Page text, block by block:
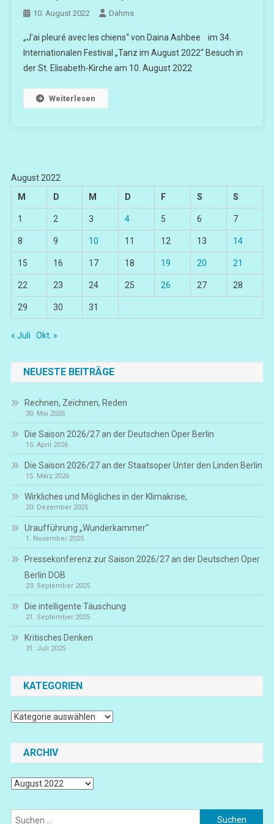
10. August 2022 Dahms
„J’ai pleuré avec les chiens“ von Daina Ashbee im 34.
Internationalen Festival „Tanz im August 2022“ Besuch in
der St. Elisabeth-Kirche am 10. August 2022
Weiterlesen
August 2022
M
D M D F S S
1 2 3 4 5 6 7
8 9 10 11 12 13 14
15 16 17 18 19 20 21
22 23 24 25 26 27 28
29 30 31
« Juli Okt. »
NEUESTE BEITRÄGE
Rechnen, Zeichnen, Reden
30. Mai 2026
Die Saison 2026/27 an der Deutschen Oper Berlin
15. April 2026
Die Saison 2026/27 an der Staatsoper Unter den Linden Berlin
15. März 2026
Wirkliches und Mögliches in der Klimakrise,
20. Dezember 2025
Uraufführung „Wunderkammer“
1. November 2025
Pressekonferenz zur Saison 2026/27 an der Deutschen Oper
Berlin DOB
23. September 2025
Die intelligente Täuschung
21. September 2025
Kritisches Denken
31. Juli 2025
KATEGORIEN
Kategorien
ARCHIV
Archiv
Suchen